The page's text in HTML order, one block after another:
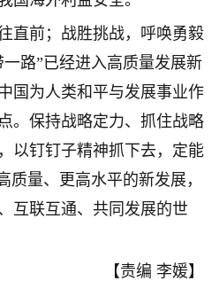
前；战胜挑战，呼唤勇毅
路”已经进入高质量发展新
国为人类和平与发展事业作
。保持战略定力、抓住战略
以钉钉子精神抓下去，定能
质量、更高水平的新发展，
互联互通、共同发展的世
【责编 李媛】